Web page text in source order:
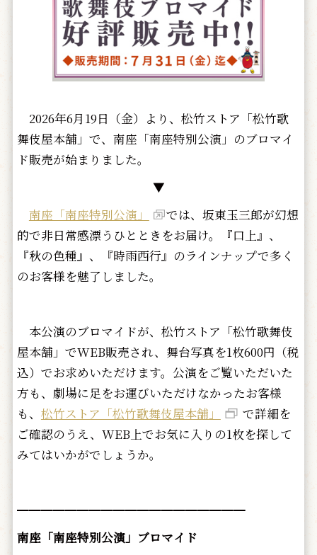
2026年6月19日（金）より、松竹ストア「松竹歌
舞伎屋本舗」で、南座「南座特別公演」のブロマイ
ド販売が始まりました。
▼
南座「南座特別公演」
では、坂東玉三郎が幻想
的で非日常感漂うひとときをお届け。『口上』、
『秋の色種』、『時雨西行』のラインナップで多く
のお客様を魅了しました。
本公演のブロマイドが、松竹ストア「松竹歌舞伎
屋本舗」でWEB販売され、舞台写真を1枚600円（税
込）でお求めいただけます。公演をご覧いただいた
方も、劇場に足をお運びいただけなかったお客様
も、 松竹ストア「松竹歌舞伎屋本舗」
で詳細を
ご確認のうえ、WEB上でお気に入りの1枚を探して
みてはいかがでしょうか。
━━━━━━━━━━━━━━━━━━━
南座「南座特別公演」ブロマイド